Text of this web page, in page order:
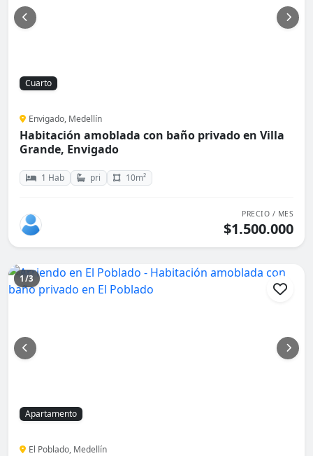
Cuarto
Envigado, Medellín
Habitación amoblada con baño privado en Villa
Grande, Envigado
1 Hab pri 10m²
PRECIO / MES
$1.500.000
1/3
Apartamento
El Poblado, Medellín